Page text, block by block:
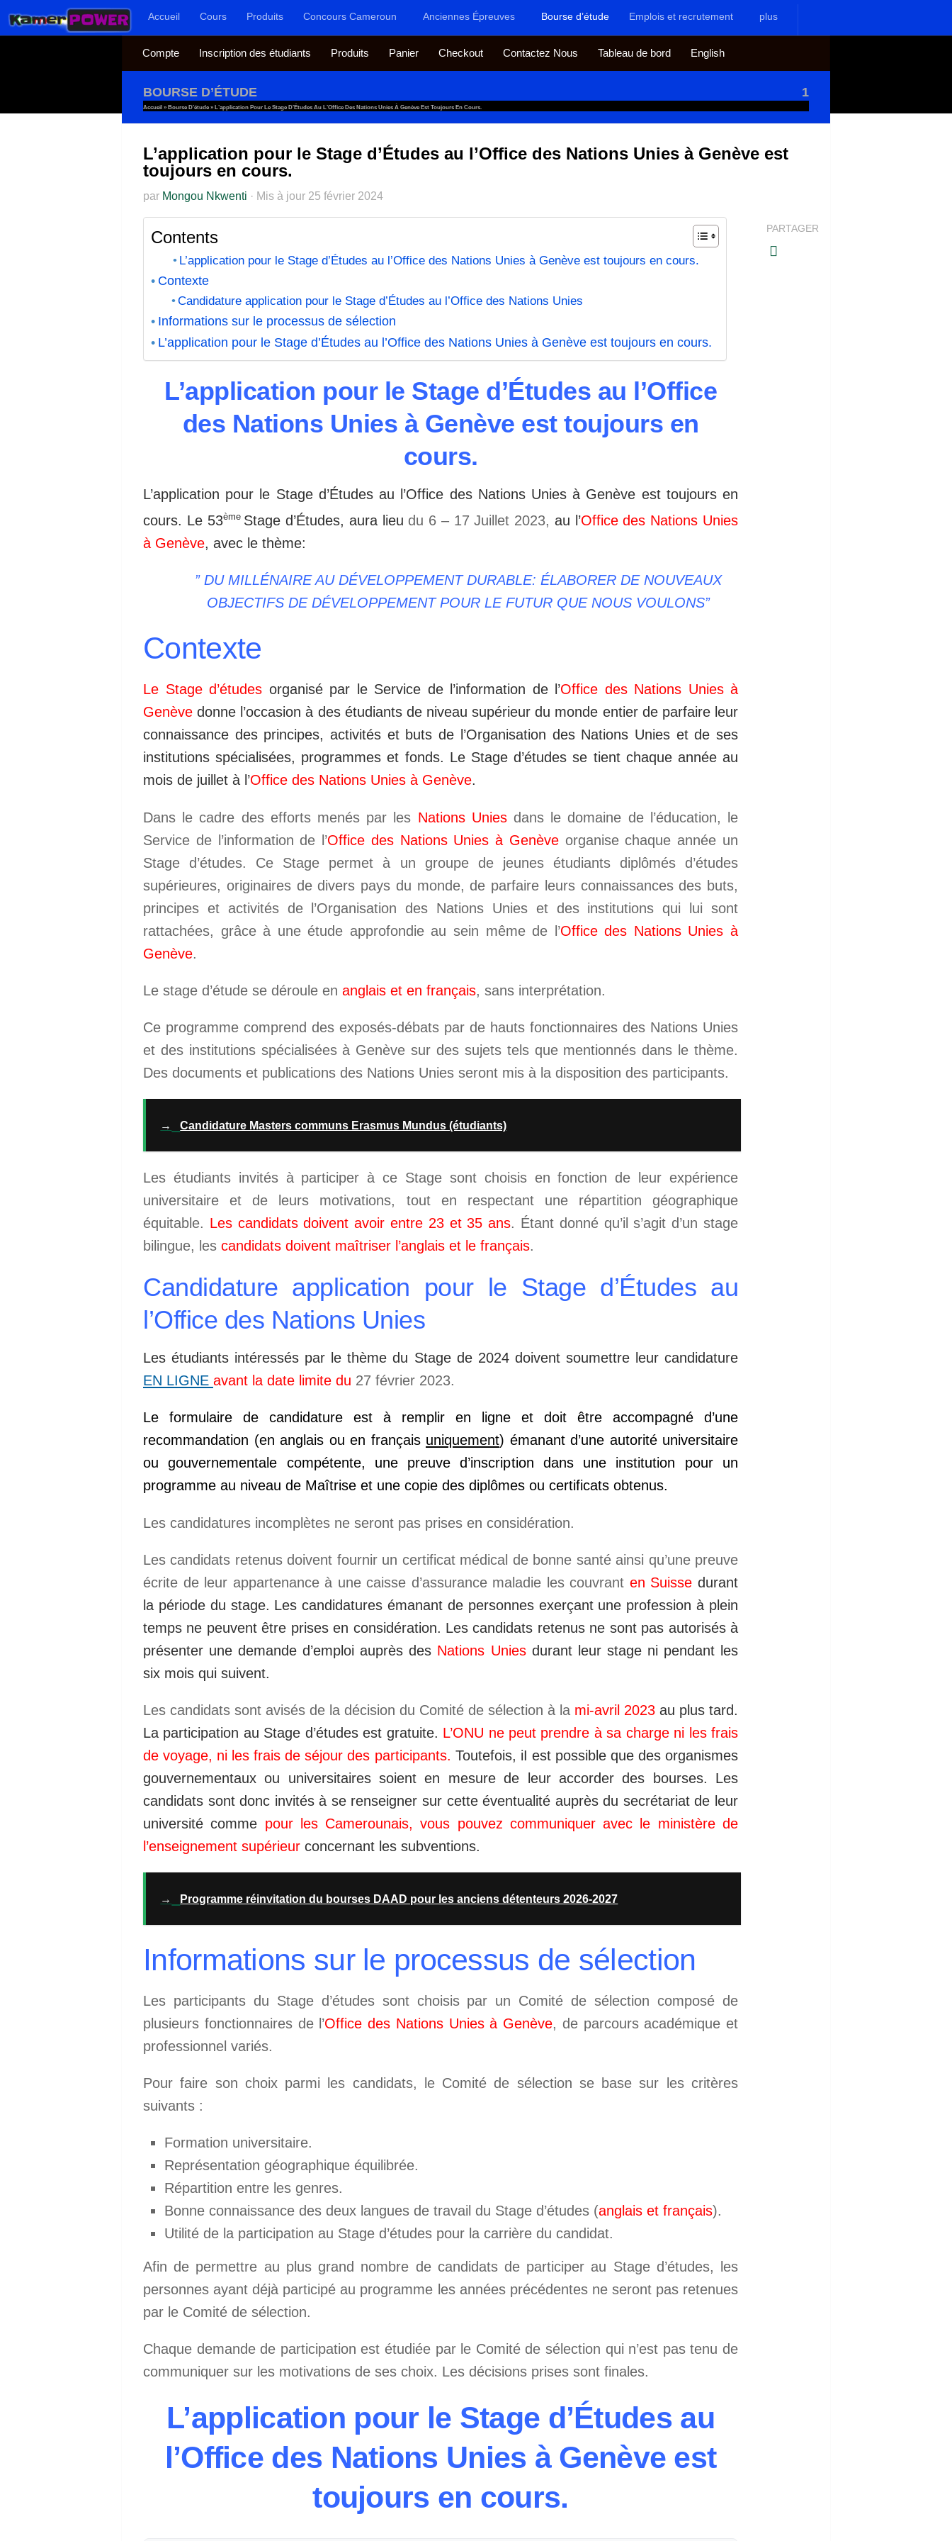
Au dessous du contenuAccueil Cours Produits Concours Cameroun Anciennes Épreuves Bourse d’étude Emplois et recrutement plus
Compte Inscription des étudiants Produits Panier Checkout Contactez Nous Tableau de bord English
BOURSE D’ÉTUDE 1
Accueil » Bourse D’étude » L’application Pour Le Stage D’Études Au L’Office Des Nations Unies À Genève Est Toujours En Cours.
L’application pour le Stage d’Études au l’Office des Nations Unies à Genève est
toujours en cours.
par Mongou Nkwenti · Mis à jour 25 février 2024
Contents
L’application pour le Stage d’Études au l’Office des Nations Unies à Genève est toujours en cours.
Contexte
Candidature application pour le Stage d’Études au l’Office des Nations Unies
Informations sur le processus de sélection
L’application pour le Stage d’Études au l’Office des Nations Unies à Genève est toujours en cours.
L’application pour le Stage d’Études au l’Office
des Nations Unies à Genève est toujours en
cours.
L’application pour le Stage d’Études au l’Office des Nations Unies à Genève est toujours en
cours. Le 53ème Stage d’Études, aura lieu du 6 – 17 Juillet 2023, au l’Office des Nations Unies
à Genève, avec le thème:
” DU MILLÉNAIRE AU DÉVELOPPEMENT DURABLE: ÉLABORER DE NOUVEAUX
OBJECTIFS DE DÉVELOPPEMENT POUR LE FUTUR QUE NOUS VOULONS”
Contexte
Le Stage d’études organisé par le Service de l’information de l’Office des Nations Unies à
Genève donne l’occasion à des étudiants de niveau supérieur du monde entier de parfaire leur
connaissance des principes, activités et buts de l’Organisation des Nations Unies et de ses
institutions spécialisées, programmes et fonds. Le Stage d’études se tient chaque année au
mois de juillet à l’Office des Nations Unies à Genève.
Dans le cadre des efforts menés par les Nations Uniesdans le domaine de l’éducation, le
Service de l’information de l’Office des Nations Unies à Genèveorganise chaque année un
Stage d’études. Ce Stage permet à un groupe de jeunes étudiants diplômés d’études
supérieures, originaires de divers pays du monde, de parfaire leurs connaissances des buts,
principes et activités de l’Organisation des Nations Unies et des institutions qui lui sont
rattachées, grâce à une étude approfondie au sein même de l’Office des Nations Unies à
Genève.
Le stage d’étude se déroule en anglais et en français, sans interprétation.
Ce programme comprend des exposés-débats par de hauts fonctionnaires des Nations Unies
et des institutions spécialisées à Genève sur des sujets tels que mentionnés dans le thème.
Des documents et publications des Nations Unies seront mis à la disposition des participants.
→ Candidature Masters communs Erasmus Mundus (étudiants)
Les étudiants invités à participer à ce Stage sont choisis en fonction de leur expérience
universitaire et de leurs motivations, tout en respectant une répartition géographique
équitable. Les candidats doivent avoir entre 23 et 35 ans. Étant donné qu’il s’agit d’un stage
bilingue, les candidats doivent maîtriser l’anglais et le français.
Candidature application pour le Stage d’Études au
l’Office des Nations Unies
Les étudiants intéressés par le thème du Stage de 2024 doivent soumettre leur candidature
EN LIGNE avant la date limite du 27 février 2023.
Le formulaire de candidature est à remplir en ligne et doit être accompagné d’une
recommandation (en anglais ou en français uniquement) émanant d’une autorité universitaire
ou gouvernementale compétente, une preuve d’inscription dans une institution pour un
programme au niveau de Maîtrise et une copie des diplômes ou certificats obtenus.
Les candidatures incomplètes ne seront pas prises en considération.
Les candidats retenus doivent fournir un certificat médical de bonne santé ainsi qu’une preuve
écrite de leur appartenance à une caisse d’assurance maladie les couvrant en Suisse durant
la période du stage. Les candidatures émanant de personnes exerçant une profession à plein
temps ne peuvent être prises en considération. Les candidats retenus ne sont pas autorisés à
présenter une demande d’emploi auprès des Nations Uniesdurant leur stage ni pendant les
six mois qui suivent.
Les candidats sont avisés de la décision du Comité de sélection à la mi-avril 2023 au plus tard.
La participation au Stage d’études est gratuite. L’ONU ne peut prendre à sa charge ni les frais
de voyage, ni les frais de séjour des participants. Toutefois, iI est possible que des organismes
gouvernementaux ou universitaires soient en mesure de leur accorder des bourses. Les
candidats sont donc invités à se renseigner sur cette éventualité auprès du secrétariat de leur
université comme pour les Camerounais, vous pouvez communiquer avec le ministère de
l’enseignement supérieur concernant les subventions.
→ Programme réinvitation du bourses DAAD pour les anciens détenteurs 2026-2027
Informations sur le processus de sélection
Les participants du Stage d’études sont choisis par un Comité de sélection composé de
plusieurs fonctionnaires de l’Office des Nations Unies à Genève, de parcours académique et
professionnel variés.
Pour faire son choix parmi les candidats, le Comité de sélection se base sur les critères
suivants :
Formation universitaire.
Représentation géographique équilibrée.
Répartition entre les genres.
Bonne connaissance des deux langues de travail du Stage d’études (anglais et français).
Utilité de la participation au Stage d’études pour la carrière du candidat.
Afin de permettre au plus grand nombre de candidats de participer au Stage d’études, les
personnes ayant déjà participé au programme les années précédentes ne seront pas retenues
par le Comité de sélection.
Chaque demande de participation est étudiée par le Comité de sélection qui n’est pas tenu de
communiquer sur les motivations de ses choix. Les décisions prises sont finales.
L’application pour le Stage d’Études au
l’Office des Nations Unies à Genève est
toujours en cours.
PARTAGER